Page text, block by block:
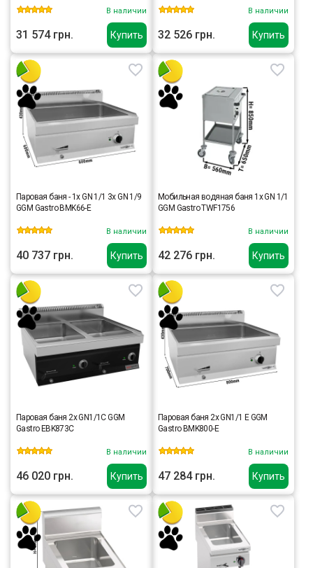
Купить
В наличии
31 574 грн. Купить
В наличии
32 526 грн.
Купить
Паровая баня - 1x GN 1/1 3x GN 1/9
GGM Gastro BMK66-E
В наличии
40 737 грн. Купить
Мобильная водяная баня 1x GN 1/1
GGM Gastro TWF1756
В наличии
42 276 грн.
Купить
Паровая баня 2x GN1/1C GGM
Gastro EBK873C
В наличии
46 020 грн. Купить
Паровая баня 2x GN1/1 E GGM
Gastro BMK800-E
В наличии
47 284 грн.